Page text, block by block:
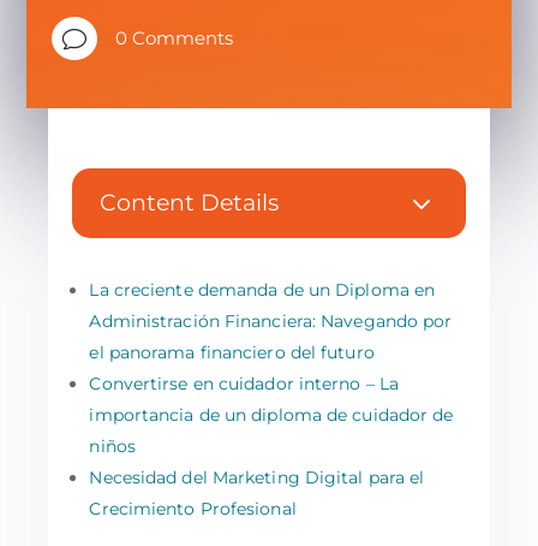
v 0 Comments
Content Details 3
La creciente demanda de un Diploma en
Administración Financiera: Navegando por
el panorama financiero del futuro
Convertirse en cuidador interno – La
importancia de un diploma de cuidador de
niños
Necesidad del Marketing Digital para el
Crecimiento Profesional